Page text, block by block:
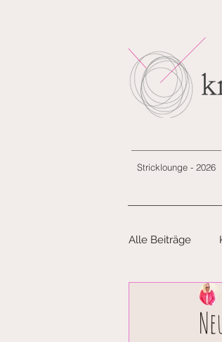
Stricklounge - 2026
Alle Beiträge